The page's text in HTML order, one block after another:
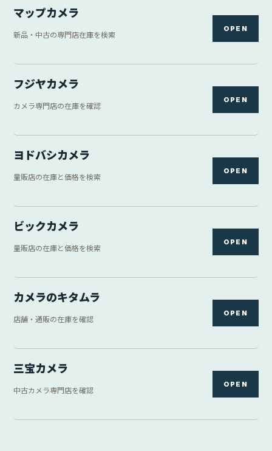
マップカメラ
新品・中古の専門店在庫を検索
OPEN
フジヤカメラ
カメラ専門店の在庫を確認
OPEN
ヨドバシカメラ
量販店の在庫と価格を検索
OPEN
ビックカメラ
量販店の在庫と価格を検索
OPEN
カメラのキタムラ
店舗・通販の在庫を確認
OPEN
三宝カメラ
中古カメラ専門店を確認
OPEN